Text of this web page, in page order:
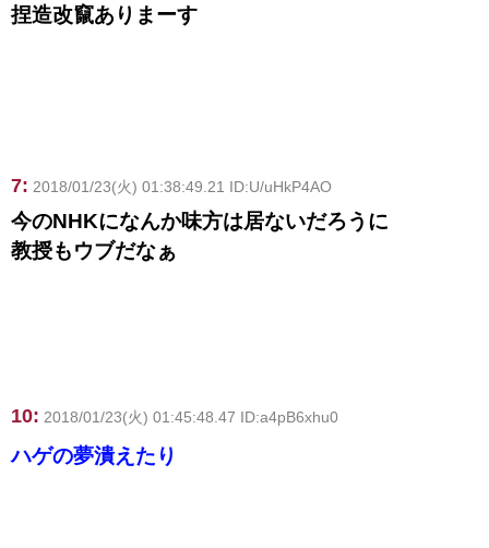
捏造改竄ありまーす
7: 2018/01/23(火) 01:38:49.21 ID:U/uHkP4AO
今のNHKになんか味方は居ないだろうに
教授もウブだなぁ
10: 2018/01/23(火) 01:45:48.47 ID:a4pB6xhu0
ハゲの夢潰えたり